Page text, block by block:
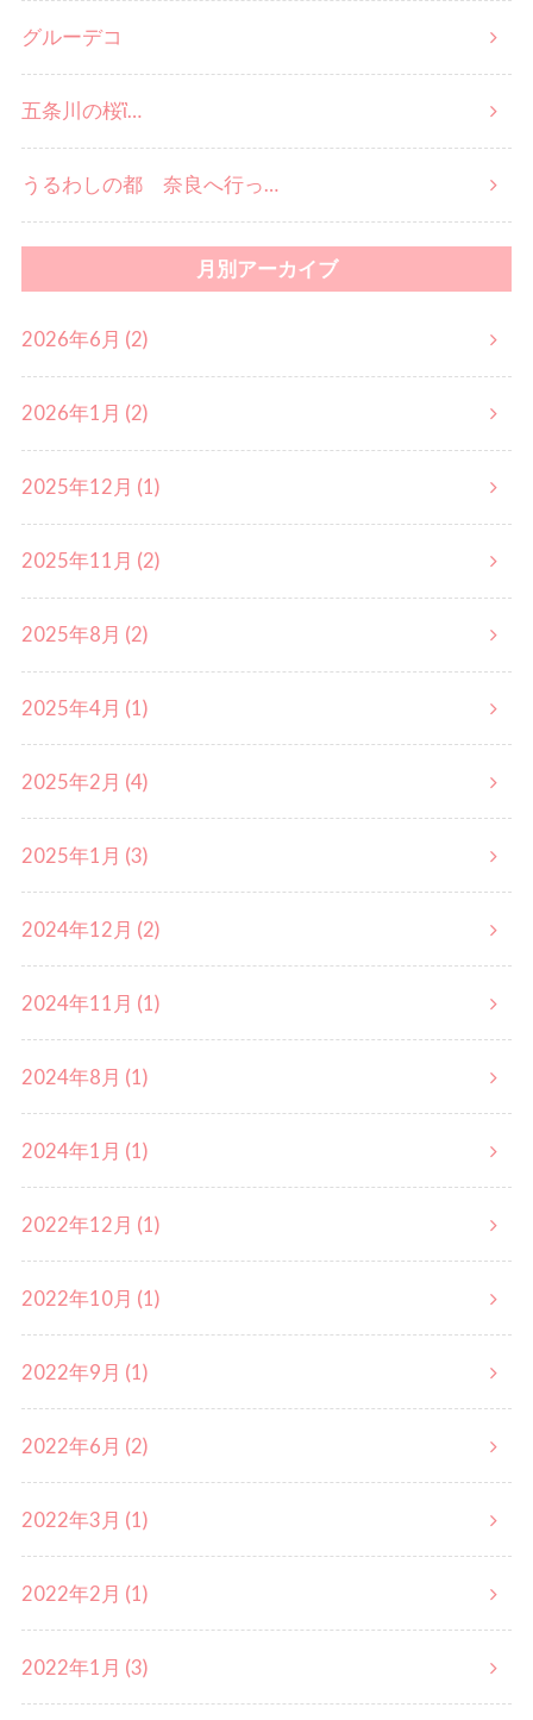
グルーデコ
五条川の桜ἳ…
うるわしの都 奈良へ行っ…
月別アーカイブ
2026年6月 (2)
2026年1月 (2)
2025年12月 (1)
2025年11月 (2)
2025年8月 (2)
2025年4月 (1)
2025年2月 (4)
2025年1月 (3)
2024年12月 (2)
2024年11月 (1)
2024年8月 (1)
2024年1月 (1)
2022年12月 (1)
2022年10月 (1)
2022年9月 (1)
2022年6月 (2)
2022年3月 (1)
2022年2月 (1)
2022年1月 (3)